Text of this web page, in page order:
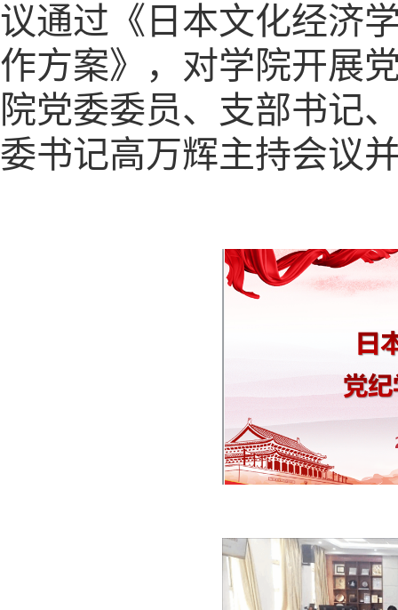
议通过《日本文化经济
作方案》，对学院开展
院党委委员、支部书记
委书记高万辉主持会议